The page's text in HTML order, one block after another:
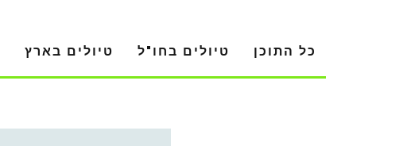
כל התוכן טיולים בחו"ל טיולים בארץ